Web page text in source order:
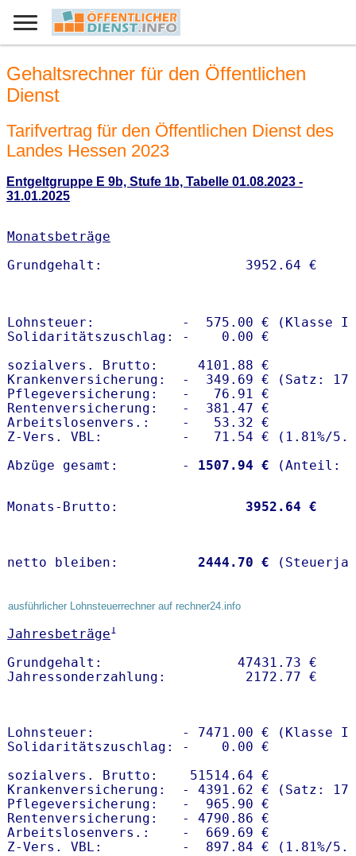
Gehaltsrechner für den Öffentlichen
Dienst
Tarifvertrag für den Öffentlichen Dienst des
Landes Hessen 2023
Entgeltgruppe E 9b, Stufe 1b, Tabelle 01.08.2023 -
31.01.2025
Monatsbeträge
Lohnsteuer:           -  575.00 € (Klasse I)
Solidaritätszuschlag: -    0.00 €
sozialvers. Brutto:     4101.88 €
Krankenversicherung:  -  349.69 € (Satz:
Pflegeversicherung:   -   76.91 €
Rentenversicherung:   -  381.47 €
Arbeitslosenvers.:    -   53.32 €
Z-Vers. VBL:          -   71.54 € ( 1.81%/
Abzüge gesamt:        -
1507.94 €
Monats-Brutto: 3952.64 €
netto bleiben: 2444.70 €
ausführlicher Lohnsteuerrechner auf rechner24.info
Jahresbeträge1
Grundgehalt:                 47431.73 €
Lohnsteuer:           - 7471.00 € (Klasse I)
Solidaritätszuschlag: -    0.00 €
sozialvers. Brutto:    51514.64 €
Krankenversicherung:  - 4391.62 € (Satz:
Pflegeversicherung:   -  965.90 €
Rentenversicherung:   - 4790.86 €
Arbeitslosenvers.:    -  669.69 €
Z-Vers. VBL:          -  897.84 € ( 1.81%/